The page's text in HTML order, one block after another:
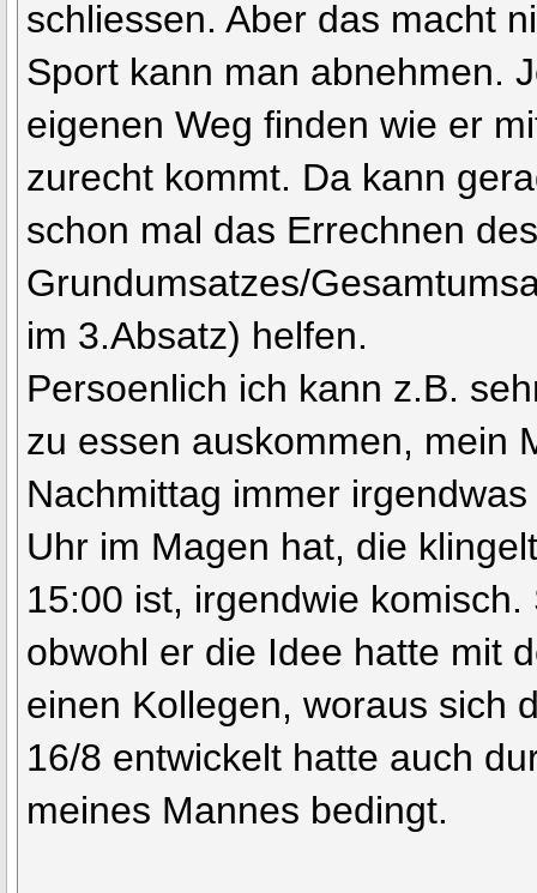
schliessen. Aber das macht
Sport kann man abnehmen.
eigenen Weg finden wie er
zurecht kommt. Da kann
schon mal das Errechnen
Grundumsatzes/
im 3.Absatz) helfen.
Persoenlich ich kann z.B.
zu essen auskommen, mein
Nachmittag immer
Uhr im Magen hat, die
15:00 ist, irgendwie
obwohl er die Idee hatte mit
einen Kollegen, woraus sich
16/8 entwickelt hatte auch
meines Mannes bedingt.